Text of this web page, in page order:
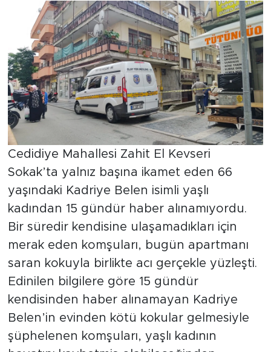
Cedidiye Mahallesi Zahit El Kevseri
Sokak’ta yalnız başına ikamet eden 66
yaşındaki Kadriye Belen isimli yaşlı
kadından 15 gündür haber alınamıyordu.
Bir süredir kendisine ulaşamadıkları için
merak eden komşuları, bugün apartmanı
saran kokuyla birlikte acı gerçekle yüzleşti.
Edinilen bilgilere göre 15 gündür
kendisinden haber alınamayan Kadriye
Belen’in evinden kötü kokular gelmesiyle
şüphelenen komşuları, yaşlı kadının